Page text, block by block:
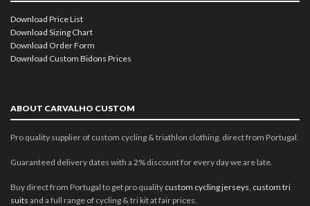
Download Price List
Download Sizing Chart
Download Order Form
Download Custom Bidons Prices
ABOUT CARVALHO CUSTOM
Pro quality supplier of custom cycling & triathlon clothing, direct from Portugal.
Guaranteed delivery dates with a 2% discount for every day we are late.
Buy direct from Portugal to get pro quality custom cycling jerseys custom tri
suits and a full range of cycling & tri kit at fair prices.